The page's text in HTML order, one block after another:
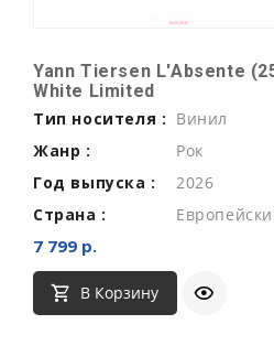
Yann Tiersen L'Absente
White Limited
Тип носителя : Винил
Жанр :
Рок
Год выпуска :
2026
Страна :
7 799 р.
В Корзину